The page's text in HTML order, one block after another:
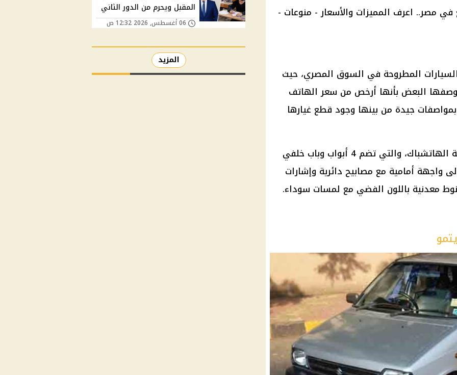
المطروحة في السوق المصري، حيث
جنيه، كما وصفها البعض بأنها أرخص من سعر الهاتف
جيدة من بينها وجود قطع غيارها
وتنتمي سيارة فيات ريتمو إلى عائلة الهاتشباك، والتي تضم 4 أبواب وباب خلفي
واجهة أمامية مع مصابيح دائرية وإشارات
جنوط معدنية باللون الفضي مع لمسات سوداء.
المقبل ويحرم من الدور الثاني
06 أغسطس, 2026 12:32 ص
المزيد